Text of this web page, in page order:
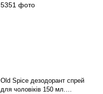
Old Spice дезодорант спрей
для чоловіків 150 мл.